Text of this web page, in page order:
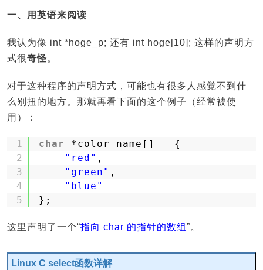
一、用英语来阅读
我认为像 int *hoge_p; 还有 int hoge[10]; 这样的声明方
式很奇怪。
对于这种程序的声明方式，可能也有很多人感觉不到什
么别扭的地方。那就再看下面的这个例子（经常被使
用）：
1
2
3
4
5
char
*color_name[] = {
"red" ,
"green" ,
"blue"
};
这里声明了一个“指向 char 的指针的数组 ”。
Linux C select函数详解